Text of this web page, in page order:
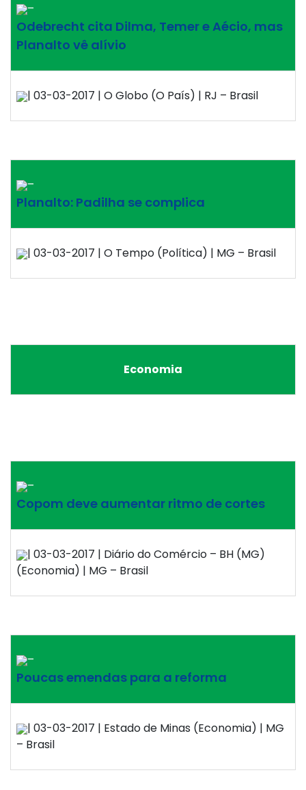
–
Odebrecht cita Dilma, Temer e Aécio, mas
Planalto vê alívio
| 03-03-2017 | O Globo (O País) | RJ – Brasil
–
Planalto: Padilha se complica
| 03-03-2017 | O Tempo (Política) | MG – Brasil
Economia
–
Copom deve aumentar ritmo de cortes
| 03-03-2017 | Diário do Comércio – BH (MG)
(Economia) | MG – Brasil
–
Poucas emendas para a reforma
| 03-03-2017 | Estado de Minas (Economia) | MG
– Brasil